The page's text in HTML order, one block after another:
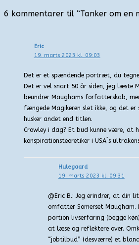
6 kommentarer til “Tanker om en
Eric
19. marts 2023 kl. 09:03
Det er et spændende portræt, du
Det er vel snart 50 år siden, jeg læste
beundrer Maughams forfatterskab,
fængede Magikeren slet ikke, og det er
husker andet end titlen.
Crowley i dag? Et bud kunne være, at
konspirationsteoretiker i USA´s
Hulegaard
19. marts 2023 kl. 09:31
@Eric B.: Jeg erindrer, at din
omfatter Somerset Maugham.
portion livserfaring (begge
at læse og reflektere over.
“jobtilbud” (desværre) et